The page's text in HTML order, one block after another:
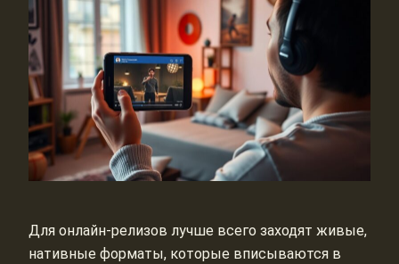
Для онлайн‑релизов лучше всего заходят живые,
нативные форматы, которые вписываются в